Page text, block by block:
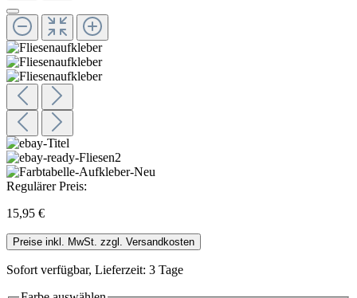
Regulärer Preis:
15,95 €
Preise inkl. MwSt. zzgl. Versandkosten
Sofort verfügbar, Lieferzeit: 3 Tage